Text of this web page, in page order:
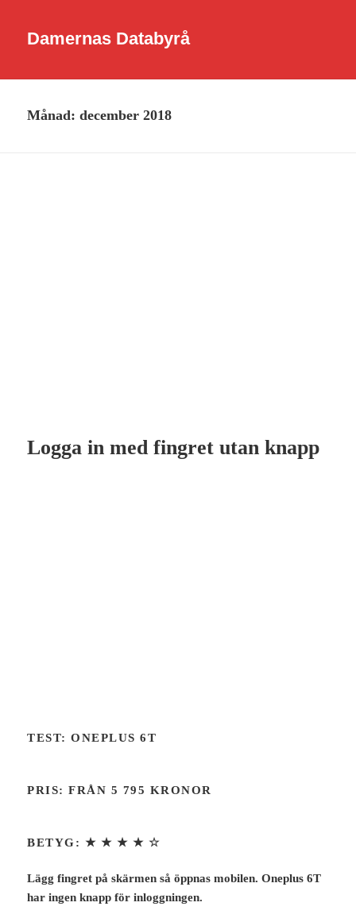
Damernas Databyrå
Månad:december 2018
Logga in med fingret utan knapp
TEST: ONEPLUS 6T
PRIS: FRÅN 5 795 KRONOR
BETYG: ★ ★ ★ ★ ☆
Lägg fingret på skärmen så öppnas mobilen. Oneplus 6T
har ingen knapp för inloggningen.